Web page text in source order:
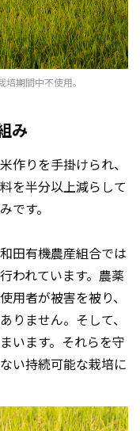
期間中不使用。
み
作りを手掛けられ、
を半分以上減らして
です。
田有機農産組合では
われています。農薬
用者が被害を被り、
りません。そして、
います。それらを守
い持続可能な栽培に